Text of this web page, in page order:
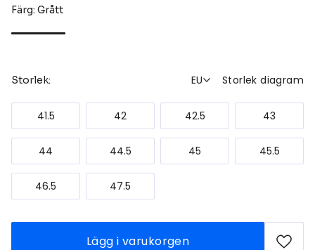
Färg: Grått
Storlek: EU Storlek diagram
41.5 42 42.5 43
44 44.5 45 45.5
46.5 47.5
Lägg i varukorgen